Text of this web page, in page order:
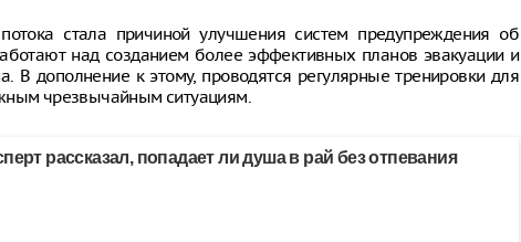
потока стала причиной улучшения систем предупреждения об
над созданием более эффективных планов эвакуации и
В дополнение к этому, проводятся регулярные тренировки для
чрезвычайным ситуациям.
рассказал, попадает ли душа в рай без отпевания